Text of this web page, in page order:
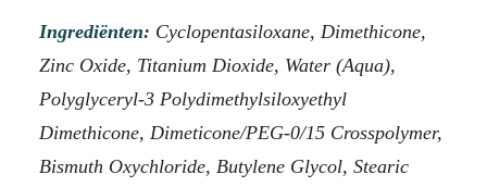
Ingrediënten: Cyclopentasiloxane, Dimethicone,
Zinc Oxide, Titanium Dioxide, Water (Aqua),
Polyglyceryl-3 Polydimethylsiloxyethyl
Dimethicone, Dimeticone/PEG-0/15 Crosspolymer,
Bismuth Oxychloride, Butylene Glycol, Stearic